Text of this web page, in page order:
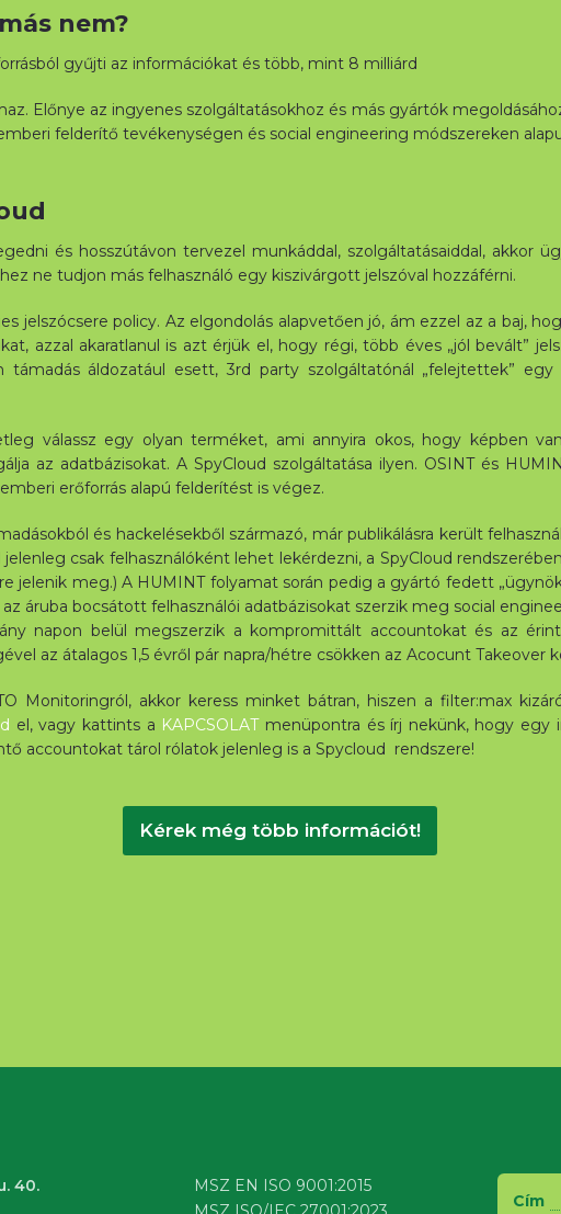
nem?
gyűjti az információkat és több, mint 8 milliárd
Előnye az ingyenes szolgáltatásokhoz és más gyártók
felderítő tevékenységen és social engineering módszereken
és hosszútávon tervezel munkáddal, szolgáltatásaiddal, akkor
ne tudjon más felhasználó egy kiszivárgott jelszóval hozzáférni.
jelszócsere policy. Az elgondolás alapvetően jó, ám ezzel az a baj,
azzal akaratlanul is azt érjük el, hogy régi, több éves „jól bevált”
áldozatául esett, 3rd party szolgáltatónál „felejtettek” egy
válassz egy olyan terméket, ami annyira okos, hogy képben
az adatbázisokat. A SpyCloud szolgáltatása ilyen. OSINT és
erőforrás alapú felderítést is végez.
és hackelésekből származó, már publikálásra került
csak felhasználóként lehet lekérdezni, a SpyCloud
jelenik meg.) A HUMINT folyamat során pedig a gyártó fedett
áruba bocsátott felhasználói adatbázisokat szerzik meg social
napon belül megszerzik a kompromittált accountokat és az
az átalagos 1,5 évről pár napra/hétre csökken az Acocunt Takeover
Monitoringról, akkor keress minket bátran, hiszen a filter:max
el, vagy kattints a KAPCSOLATmenüpontra és írj nekünk, hogy egy
accountokat tárol rólatok jelenleg is a Spycloud rendszere!
Kérek még több információt!
40.
MSZ EN ISO 9001:2015
Cím